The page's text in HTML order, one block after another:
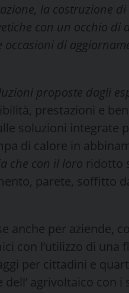
la costruzione
con un occhio di
occasioni di
proposte dagli
prestazioni e
soluzioni integrate
di calore in
che con il loro ridotto
parete, soffitto
anche per aziende,
con l’utilizzo di una
per cittadini e
agrivoltaico con